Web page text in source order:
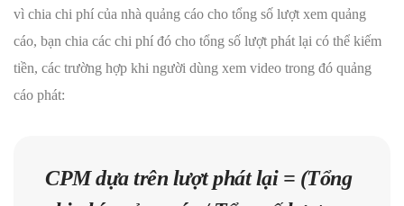
vì chia chi phí của nhà quảng cáo cho tổng số lượt xem quảng
cáo, bạn chia các chi phí đó cho tổng số lượt phát lại có thể kiếm
tiền, các trường hợp khi người dùng xem video trong đó quảng
cáo phát:
CPM dựa trên lượt phát lại = (Tổng